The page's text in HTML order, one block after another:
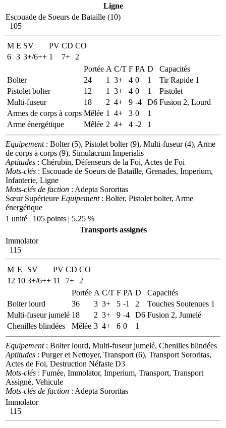
Ligne
Escouade de Soeurs de Bataille (10)
105
M E SV PV CD CO
6 3 3+/6++ 1 7+
2
Portée A C/T F PA D
Capacités
Bolter
24 1 3+ 4 0 1
Tir Rapide 1
Pistolet bolter
12 1 3+ 4 0 1
Pistolet
Multi-fuseur
18 2 4+ 9 -4 D6 Fusion 2, Lourd
Armes de corps à corps Mêlée 1 4+ 3 0
1
Arme énergétique
Mêlée 2 4+ 4 -2 1
Equipement: Bolter (5), Pistolet bolter (9), Multi-fuseur (4), Arme
de corps à corps (9), Simulacrum Imperialis
Aptitudes : Chérubin, Défenseurs de la Foi, Actes de Foi
Mots-clés : Escouade de Soeurs de Bataille, Grenades, Imperium,
Infanterie, Ligne
Mots-clés de faction : Adepta Sororitas
Sœur Supérieure Equipement: Bolter, Pistolet bolter, Arme
énergétique
1 unité | 105 points | 5.25 %
Transports assignés
Immolator
115
M E SV PV CD CO
12 10 3+/6++ 11 7+
2
Portée A C/T F PA D
Capacités
Bolter lourd
36 3 3+ 5 -1 2
Touches Soutenues 1
Multi-fuseur jumelé 18 2 3+ 9 -4 D6 Fusion 2, Jumelé
Chenilles blindées
Mêlée 3 4+ 6 0 1
Equipement: Bolter lourd, Multi-fuseur jumelé, Chenilles blindées
Aptitudes : Purger et Nettoyer, Transport (6), Transport Sororitas,
Actes de Foi, Destruction Néfaste D3
Mots-clés : Fumée, Immolator, Imperium, Transport, Transport
Assigné, Vehicule
Mots-clés de faction : Adepta Sororitas
Immolator
115